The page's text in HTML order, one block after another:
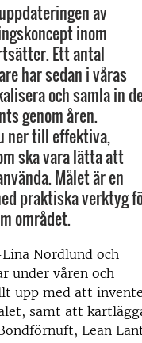
av
inom
Ett antal
har sedan i våras
och samla in
genom åren.
ner till effektiva,
ska vara lätta att
Målet är en
praktiska verktyg
området.
Nordlund och
under våren och
upp med att
samt att
Lean